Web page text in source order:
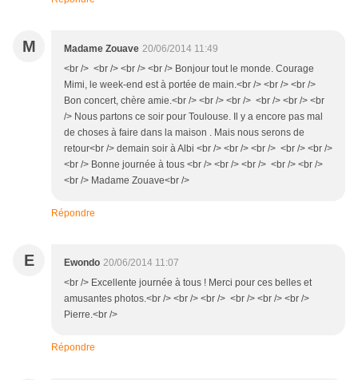
M Madame Zouave 20/06/2014 11:49
<br /> <br /> <br /> <br /> Bonjour tout le monde. Courage
Mimi, le week-end est à portée de main.<br /> <br /> <br />
Bon concert, chère amie.<br /> <br /> <br /> <br /> <br /> <br
/> Nous partons ce soir pour Toulouse. Il y a encore pas mal
de choses à faire dans la maison . Mais nous serons de
retour<br /> demain soir à Albi <br /> <br /> <br /> <br /> <br />
<br /> Bonne journée à tous <br /> <br /> <br /> <br /> <br />
<br /> Madame Zouave<br />
Répondre
E Ewondo 20/06/2014 11:07
<br /> Excellente journée à tous ! Merci pour ces belles et
amusantes photos.<br /> <br /> <br /> <br /> <br /> <br />
Pierre.<br />
Répondre